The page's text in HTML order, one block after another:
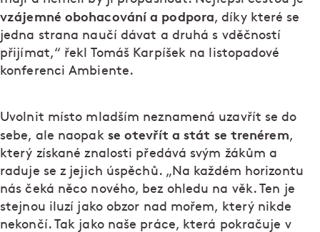
vzájemné obohacování a podpora, díky které se
jedna strana naučí dávat a druhá s vděčností
přijímat,“ řekl Tomáš Karpíšek na listopadové
konferenci Ambiente.
Uvolnit místo mladším neznamená uzavřít se do
sebe, ale naopak se otevřít a stát se trenérem,
který získané znalosti předává svým žákům a
raduje se z jejich úspěchů. „Na každém horizontu
nás čeká něco nového, bez ohledu na věk. Ten je
stejnou iluzí jako obzor nad mořem, který nikde
nekončí. Tak jako naše práce, která pokračuje v